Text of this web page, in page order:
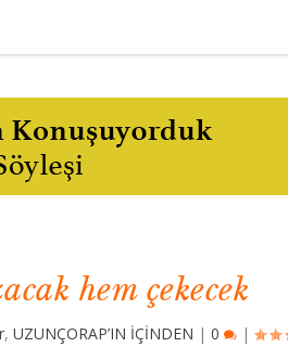
hem çekecek
,UZUNÇORAP’IN İÇİNDEN |0 |